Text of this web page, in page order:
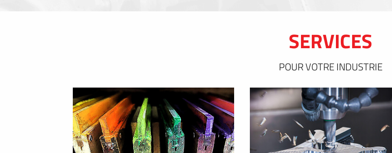
SERVICES
POUR VOTRE INDUSTRIE